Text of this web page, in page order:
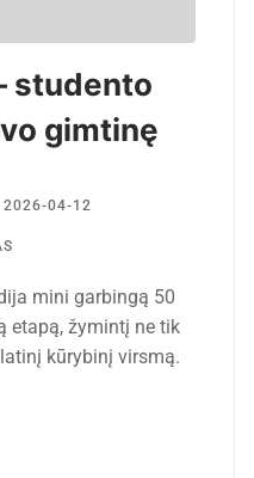
studento
gimtinę
2026-04-12
mini garbingą 50
etapą, žymintį ne tik
kūrybinį virsmą.